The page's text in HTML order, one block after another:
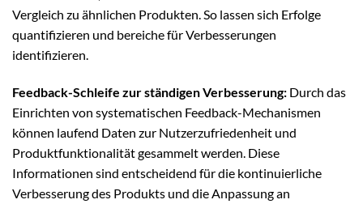
Vergleich zu ähnlichen Produkten. So lassen sich Erfolge
quantifizieren und bereiche für Verbesserungen
identifizieren.
Feedback-Schleife zur ständigen Verbesserung: Durch das
Einrichten von systematischen Feedback-Mechanismen
können laufend Daten zur Nutzerzufriedenheit und
Produktfunktionalität gesammelt werden. Diese
Informationen sind entscheidend für die kontinuierliche
Verbesserung des Produkts und die Anpassung an